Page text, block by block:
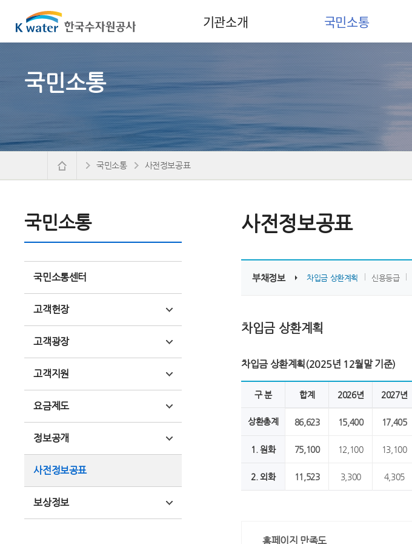
기관소개 국민소통
국민소통
국민소통
국민소통센터
고객헌장
고객광장
고객지원
요금제도
정보공개
사전정보공표
보상정보
국민소통 사전정보공표
사전정보공표
부채정보 차입금 상환계획 신용등급
차입금 상환계획
차입금 상환계획(2025년 12월말 기준)
구 분 합계 2026년 2027년
상환총계 86,623 15,400 17,405
1. 원화 75,100 12,100 13,100
2. 외화 11,523 3,300 4,305
홈페이지 만족도